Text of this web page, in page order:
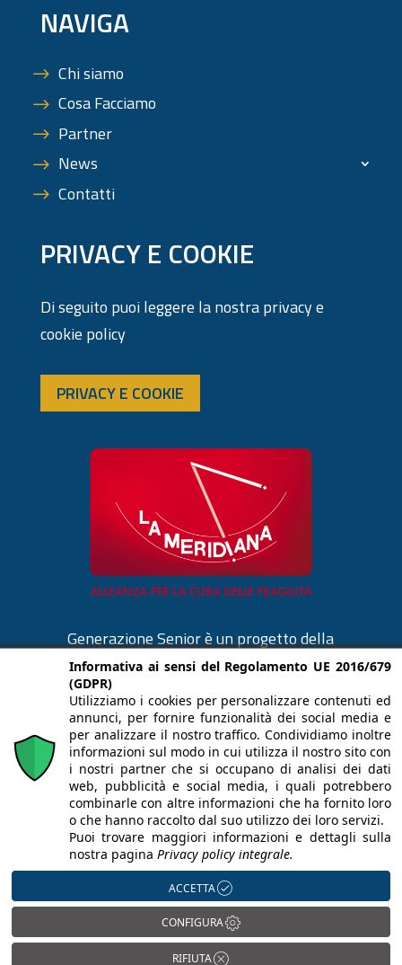
NAVIGA
Chi siamo
Cosa Facciamo
Partner
News
Contatti
PRIVACY E COOKIE
Di seguito puoi leggere la nostra privacy e
cookie policy
PRIVACY E COOKIE
Generazione Senior è un progetto della
Cooperativa La Meridiana di Monza.
cooplameridiana.it
Il materiale contenuto in questo sito è
proprietà de LA MERIDIANA società
cooperativa sociale, che ne detiene tutti i diritti.
Via Cesare Battisti 86, 20900 Monza –
lameridiana.monza@pec.it
P.IVA IT02322460961 – C.F. 08400690155 –
REA MB1226232 – Registro delle Imprese di
Informativa ai sensi del Regolamento UE 2016/679
(GDPR)
Utilizziamo i cookies per personalizzare contenuti ed
annunci, per fornire funzionalità dei social media e
per analizzare il nostro traffico. Condividiamo inoltre
informazioni sul modo in cui utilizza il nostro sito con
i nostri partner che si occupano di analisi dei dati
web, pubblicità e social media, i quali potrebbero
combinarle con altre informazioni che ha fornito loro
o che hanno raccolto dal suo utilizzo dei loro servizi.
Puoi trovare maggiori informazioni e dettagli sulla
nostra pagina Privacy policy integrale.
ACCETTA
CONFIGURA
RIFIUTA